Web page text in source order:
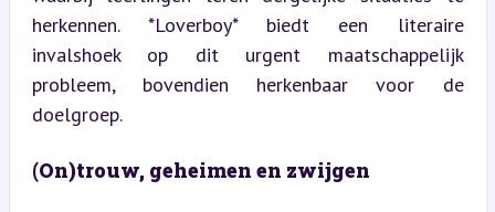
herkennen. *Loverboy* biedt een literaire
invalshoek op dit urgent maatschappelijk
probleem, bovendien herkenbaar voor de
doelgroep.
(On)trouw, geheimen en zwijgen